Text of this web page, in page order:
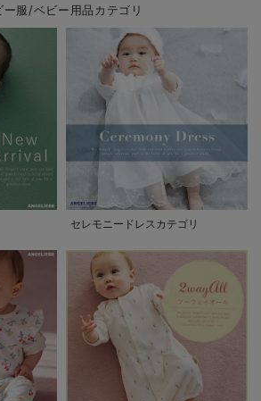
ー服/ベビー用品カテゴリ
セレモニードレスカテゴリ